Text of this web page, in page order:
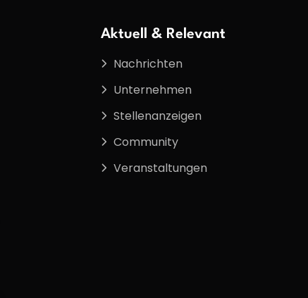
Aktuell & Relevant
Nachrichten
Unternehmen
Stellenanzeigen
Community
Veranstaltungen